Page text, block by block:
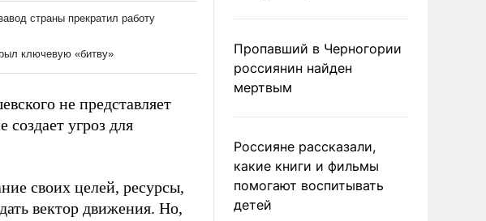
не представляет
создает угроз для
своих целей, ресурсы,
вектор движения. Но,
Пропавший в Черногории
россиянин найден
мертвым
Россияне рассказали,
какие книги и фильмы
помогают воспитывать
детей